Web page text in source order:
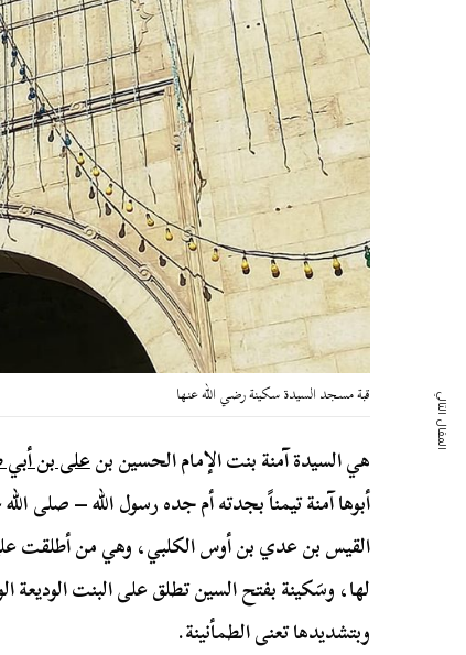
قبة مسجد السيدة سكينة رضي الله عنها
هي السيدة آمنة بنت الإمام الحسين بنعلى بن
أبوها آمنة تيمناً بجدته أم جده رسول الله – صلى
القيس بن عدي بن أوس الكلبي، وهي من أطلقت
لها، وسَكينة بفتح السين تطلق على البنت الوديعة
وبتشديدها تعنى الطمأنينة.
المقال التالي